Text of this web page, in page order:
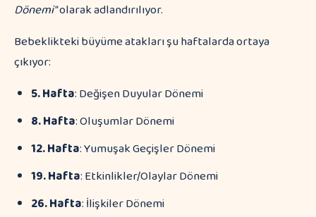
Dönemi"olarak adlandırılıyor.
Bebeklikteki büyüme atakları şu haftalarda ortaya
çıkıyor:
5. Hafta: Değişen Duyular Dönemi
8. Hafta: Oluşumlar Dönemi
12. Hafta: Yumuşak Geçişler Dönemi
19. Hafta: Etkinlikler/Olaylar Dönemi
26. Hafta: İlişkiler Dönemi